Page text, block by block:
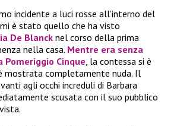
incidente a luci rosse all’interno del
è stato quello che ha visto
De Blanck nel corso della prima
nella casa. Mentre era senza
Cinque, la contessa si è
completamente nuda. Il
agli occhi increduli di Barbara
scusata con il suo pubblico